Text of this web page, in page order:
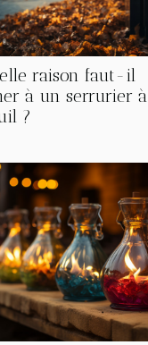
raison faut-il
à un serrurier à
?